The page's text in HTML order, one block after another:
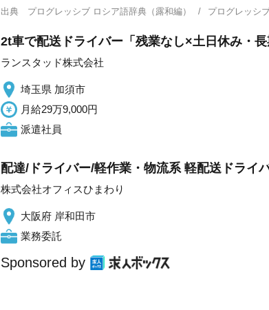
出典 プログレッシブ ロシア語辞典（露和編） プログレッシ
2t車で配送ドライバー「残業なし×土日休み・
ランスタッド株式会社
埼玉県 加須市
月給29万9,000円
派遣社員
配達/ドライバー/軽作業・物流系 軽配送ドライ
株式会社オフィスひまわり
大阪府 岸和田市
業務委託
Sponsored by